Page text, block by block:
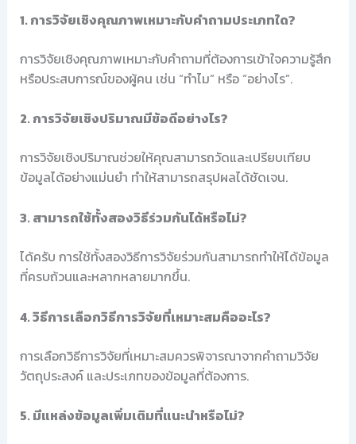
1. การวิจัยเชิงคุณภาพเหมาะกับคำถามประเภทใด?
การวิจัยเชิงคุณภาพเหมาะกับคำถามที่ต้องการเข้าใจความรู้สึก
หรือประสบการณ์ของผู้คน เช่น “ทำไม” หรือ “อย่างไร”.
2. การวิจัยเชิงปริมาณมีข้อดีอย่างไร?
การวิจัยเชิงปริมาณช่วยให้คุณสามารถวัดและเปรียบเทียบ
ข้อมูลได้อย่างแม่นยำ ทำให้สามารถสรุปผลได้ชัดเจน.
3. สามารถใช้ทั้งสองวิธีร่วมกันได้หรือไม่?
ได้ครับ การใช้ทั้งสองวิธีการวิจัยร่วมกันสามารถทำให้ได้ข้อมูล
ที่ครบถ้วนและหลากหลายมากขึ้น.
4. วิธีการเลือกวิธีการวิจัยที่เหมาะสมคืออะไร?
การเลือกวิธีการวิจัยที่เหมาะสมควรพิจารณาจากคำถามวิจัย
วัตถุประสงค์ และประเภทของข้อมูลที่ต้องการ.
5. มีแหล่งข้อมูลเพิ่มเติมที่แนะนำหรือไม่?